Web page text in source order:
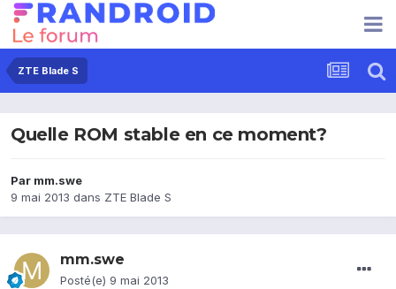
ZTE Blade S
Quelle ROM stable en ce moment?
Par mm.swe
9 mai 2013 dans ZTE Blade S
mm.swe
Posté(e) 9 mai 2013